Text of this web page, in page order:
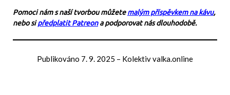
Pomoci nám s naší tvorbou můžetemalým příspěvkem na kávu,
nebo sipředplatit Patreona podporovat nás dlouhodobě.
Publikováno 7. 9. 2025 – Kolektiv valka.online